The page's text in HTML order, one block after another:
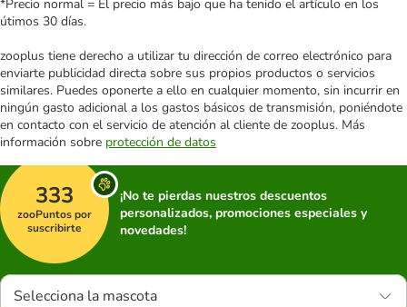
*Precio normal = El precio más bajo que ha tenido el artículo en los
útimos 30 días.
zooplus tiene derecho a utilizar tu dirección de correo electrónico para
enviarte publicidad directa sobre sus propios productos o servicios
similares. Puedes oponerte a ello en cualquier momento, sin incurrir en
ningún gasto adicional a los gastos básicos de transmisión, poniéndote
en contacto con el servicio de atención al cliente de zooplus. Más
información sobre protección de datos
333
zooPuntos por
suscribirte
¡No te pierdas nuestros descuentos
personalizados, promociones especiales y
novedades!
Selecciona la mascota